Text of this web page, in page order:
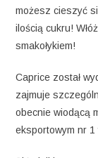
możesz cieszyć
ilością cukru!
smakołykiem!
Caprice został
zajmuje
obecnie wiodącą
eksportowym nr